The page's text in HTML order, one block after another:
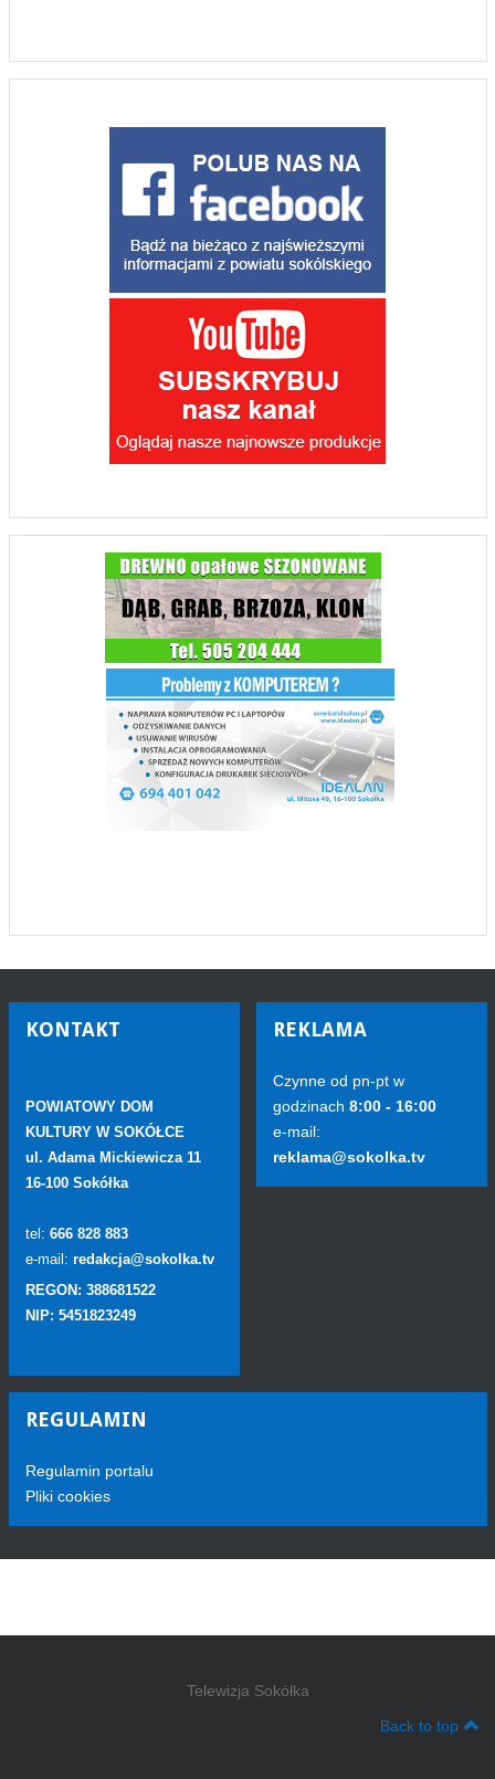
KONTAKT
POWIATOWY DOM
KULTURY W SOKÓŁCE
ul. Adama Mickiewicza 11
16-100 Sokółka
tel: 666 828 883
e-mail: redakcja@sokolka.tv
REGON: 388681522
NIP: 5451823249
REKLAMA
Czynne od pn-pt w
godzinach 8:00 - 16:00
e-mail:
reklama@sokolka.tv
REGULAMIN
Regulamin portalu
Pliki cookies
Telewizja Sokółka
Back to top